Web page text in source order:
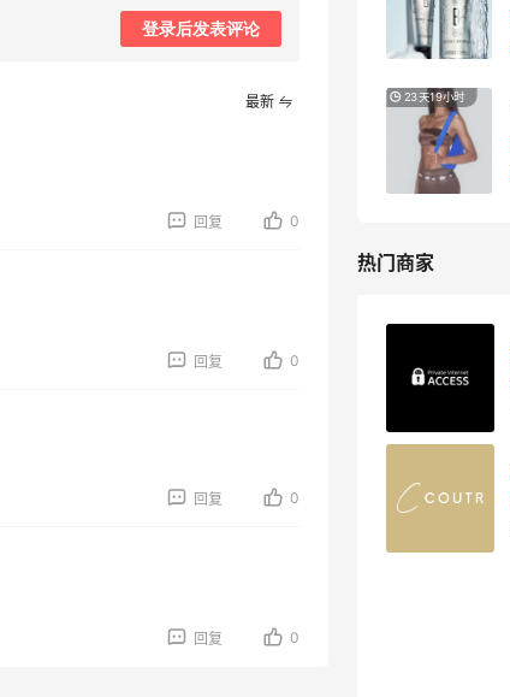
登录后发表评论
最新
回复 0
回复 0
回复 0
回复 0
Macy's：美妆精选10日闪促 低至5折+免
23天19小时
热门商家